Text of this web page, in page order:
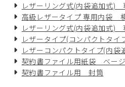
レザーリング式(内袋追加式)
高級レザータイプ 専用内袋
レザーリング式(内袋追加式
レザータイプ(コンパクトタイ
レザーコンパクトタイプ(内
契約書ファイル用紙袋 ベー
契約書ファイル用 封筒